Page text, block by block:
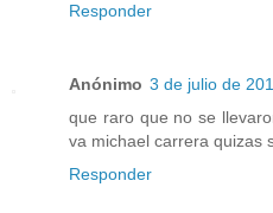
Responder
Anónimo 3 de julio de
que raro que no se
va michael carrera quizas
Responder